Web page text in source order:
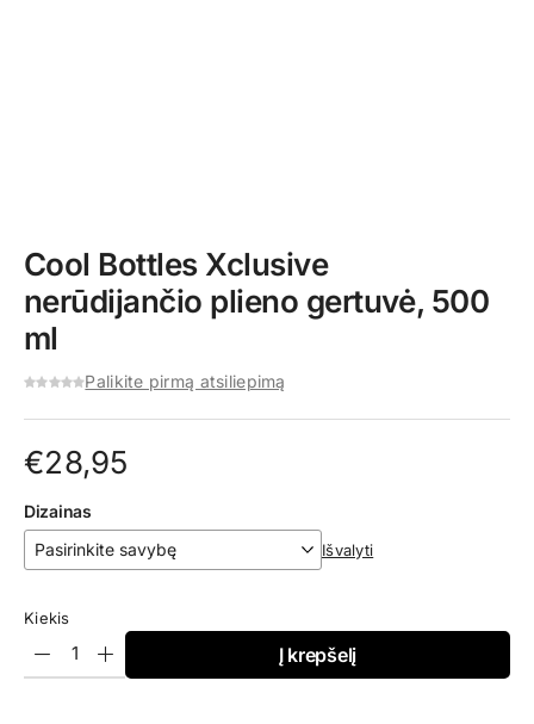
Cool Bottles Xclusive
nerūdijančio plieno gertuvė, 500
ml
Palikite pirmą atsiliepimą
€28,95
Dizainas
Išvalyti
Kiekis
Į krepšelį